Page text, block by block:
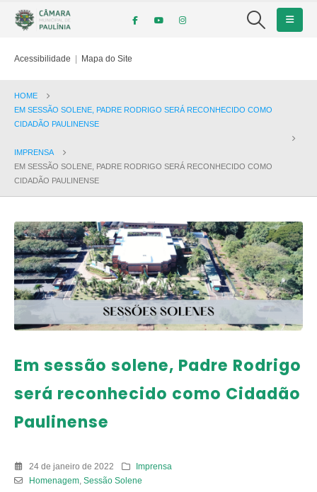
Acessibilidade | Mapa do Site
HOME
EM SESSÃO SOLENE, PADRE RODRIGO SERÁ RECONHECIDO COMO
CIDADÃO PAULINENSE
IMPRENSA
EM SESSÃO SOLENE, PADRE RODRIGO SERÁ RECONHECIDO COMO
CIDADÃO PAULINENSE
Em sessão solene, Padre Rodrigo
será reconhecido como Cidadão
Paulinense
24 de janeiro de 2022
Imprensa
Homenagem, Sessão Solene